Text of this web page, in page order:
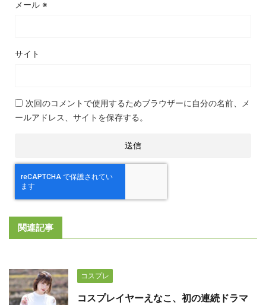
メール ※
サイト
次回のコメントで使用するためブラウザーに自分の名前、メ
ールアドレス、サイトを保存する。
関連記事
コスプレ
コスプレイヤーえなこ、初の連続ドラマ